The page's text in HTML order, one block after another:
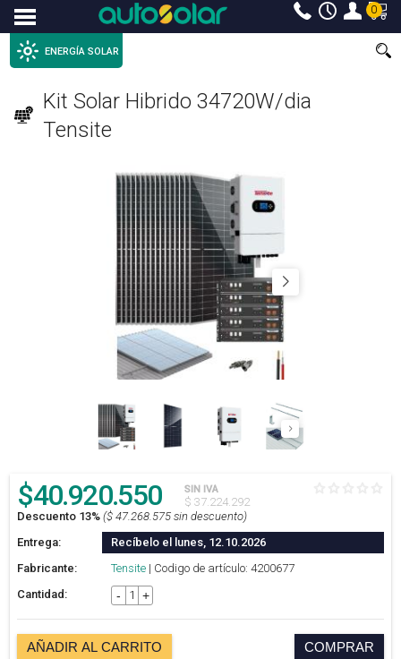
Menu 0
ENERGÍA SOLAR
Kit Solar Hibrido 34720W/dia
Tensite
$40.920.550 SIN IVA
$ 37.224.292
Descuento 13% ($ 47.268.575 sin descuento)
Entrega:
Recíbelo el lunes, 12.10.2026
Fabricante:
Tensite | Codigo de artículo: 4200677
Cantidad:
- +
AÑADIR AL CARRITO COMPRAR